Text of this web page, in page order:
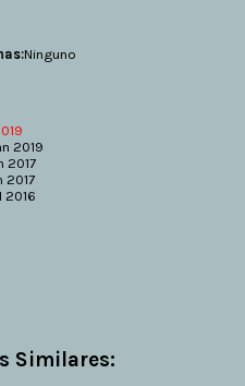
Ninguno
2019
2017
2017
2016
Similares: